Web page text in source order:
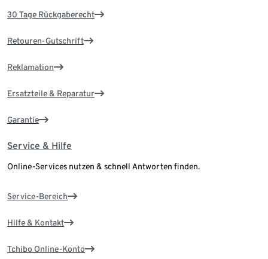
30 Tage Rückgaberecht
Retouren-Gutschrift
Reklamation
Ersatzteile & Reparatur
Garantie
Service & Hilfe
Online-Services nutzen & schnell Antworten finden.
Service-Bereich
Hilfe & Kontakt
Tchibo Online-Konto